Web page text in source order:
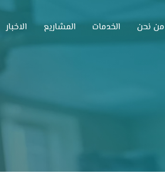
من نحن الخدمات المشاريع الاخبار